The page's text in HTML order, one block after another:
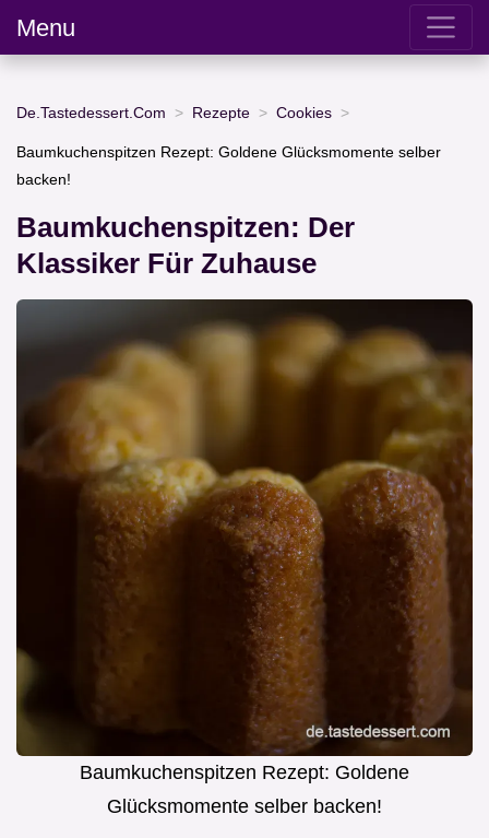
Menu
De.Tastedessert.Com Rezepte Cookies
Baumkuchenspitzen Rezept: Goldene Glücksmomente selber
backen!
Baumkuchenspitzen: Der
Klassiker Für Zuhause
Baumkuchenspitzen Rezept: Goldene
Glücksmomente selber backen!